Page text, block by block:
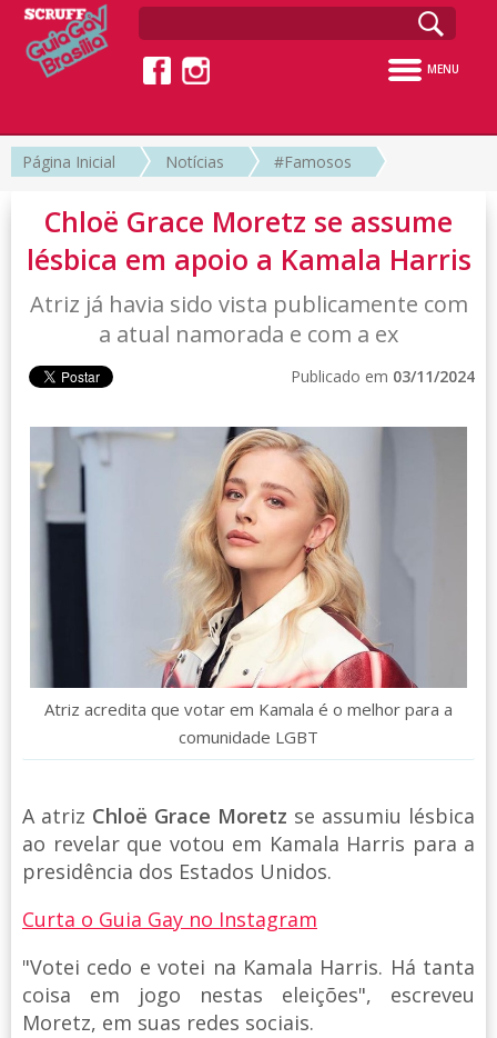
MENU
Página Inicial Notícias #Famosos
Chloë Grace Moretz se assume
lésbica em apoio a Kamala Harris
Atriz já havia sido vista publicamente com
a atual namorada e com a ex
Publicado em 03/11/2024
Atriz acredita que votar em Kamala é o melhor para a
comunidade LGBT
A atriz Chloë Grace Moretz se assumiu lésbica
ao revelar que votou em Kamala Harris para a
presidência dos Estados Unidos.
Curta o Guia Gay no Instagram
"Votei cedo e votei na Kamala Harris. Há tanta
coisa em jogo nestas eleições", escreveu
Moretz, em suas redes sociais.